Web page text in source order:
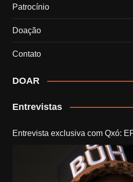
Patrocínio
Doação
Contato
DOAR
Entrevistas
Entrevista exclusiva com Qxó: